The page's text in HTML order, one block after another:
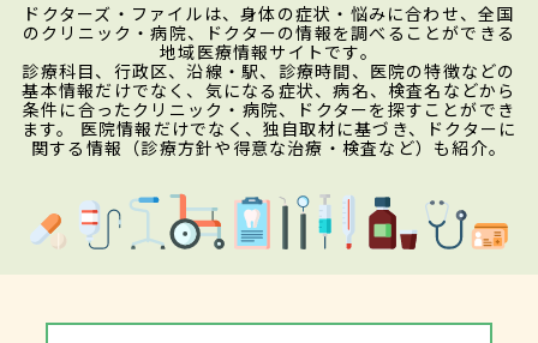
ドクターズ・ファイルは、身体の症状・悩みに合わせ、全国
のクリニック・病院、ドクターの情報を調べることができる
地域医療情報サイトです。
診療科目、行政区、沿線・駅、診療時間、医院の特徴などの
基本情報だけでなく、気になる症状、病名、検査名などから
条件に合ったクリニック・病院、ドクターを探すことができ
ます。 医院情報だけでなく、独自取材に基づき、ドクターに
関する情報（診療方針や得意な治療・検査など）も紹介。